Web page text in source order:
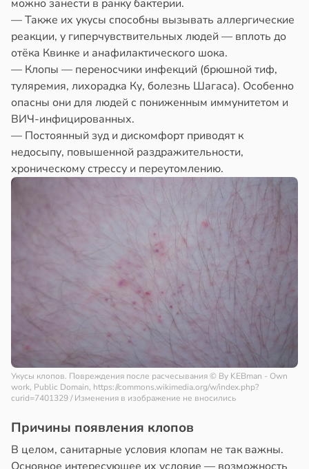
можно занести в ранку бактерии.
— Также их укусы способны вызывать аллергические
реакции, у гиперчувствительных людей — вплоть до
отёка Квинке и анафилактического шока.
— Клопы — переносчики инфекций (брюшной тиф,
туляремия, лихорадка Ку, болезнь Шагаса). Особенно
опасны они для людей с пониженным иммунитетом и
ВИЧ-инфицированных.
— Постоянный зуд и дискомфорт приводят к
недосыпу, повышенной раздражительности,
хроническому стрессу и переутомлению.
Укусы клопов. Повреждения после расчесывания© By KEBman - Own
work, Public Domain, https://commons.wikimedia.org/w/index.php?
curid=7401329 / Изменения в изображение не вносились
Причины появления клопов
В целом, санитарные условия клопам не так важны.